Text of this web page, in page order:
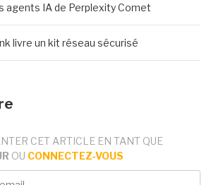
agents IA de Perplexity Comet
livre un kit réseau sécurisé
CET ARTICLE EN TANT QUE
OU CONNECTEZ-VOUS